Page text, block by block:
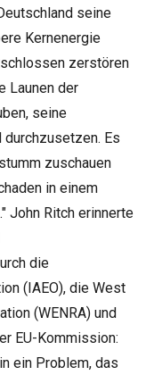
seine
Kernenergie
zerstören
Launen der
seine
Es
zuschauen
in einem
John Ritch erinnerte
die
(IAEO), die West
(WENRA) und
EU-Kommission:
ein Problem, das